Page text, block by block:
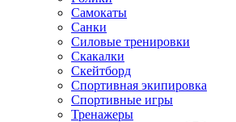
Самокаты
Санки
Силовые тренировки
Скакалки
Скейтборд
Спортивная экипировка
Спортивные игры
Тренажеры